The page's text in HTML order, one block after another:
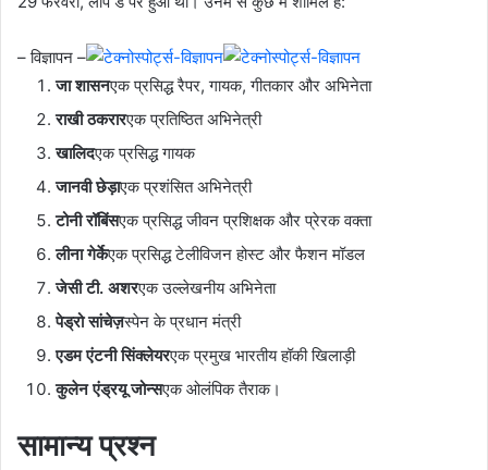
– विज्ञापन –
जा शासनएक प्रसिद्ध रैपर, गायक, गीतकार और अभिनेता
राखी ठकरारएक प्रतिष्ठित अभिनेत्री
खालिदएक प्रसिद्ध गायक
जानवी छेड़ाएक प्रशंसित अभिनेत्री
टोनी रॉबिंसएक प्रसिद्ध जीवन प्रशिक्षक और प्रेरक वक्ता
लीना गेर्केएक प्रसिद्ध टेलीविजन होस्ट और फैशन मॉडल
जेसी टी. अशरएक उल्लेखनीय अभिनेता
पेड्रो सांचेज़स्पेन के प्रधान मंत्री
एडम एंटनी सिंक्लेयरएक प्रमुख भारतीय हॉकी खिलाड़ी
कुलेन एंड्रयू जोन्सएक ओलंपिक तैराक।
सामान्य प्रश्न